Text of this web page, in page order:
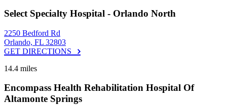
Select Specialty Hospital - Orlando North
2250 Bedford Rd
Orlando, FL 32803
GET DIRECTIONS
14.4 miles
Encompass Health Rehabilitation Hospital Of
Altamonte Springs